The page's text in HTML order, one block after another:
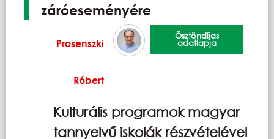
záróeseményére
Prosenszki
Róbert
Ösztöndíjas
adatlapja
Kulturális programok magyar
tannyelvű iskolák részvételével